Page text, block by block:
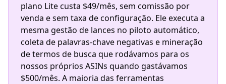
plano Lite custa $49/mês, sem comissão por
venda e sem taxa de configuração. Ele executa a
mesma gestão de lances no piloto automático,
coleta de palavras-chave negativas e mineração
de termos de busca que rodávamos para os
nossos próprios ASINs quando gastávamos
$500/mês. A maioria das ferramentas